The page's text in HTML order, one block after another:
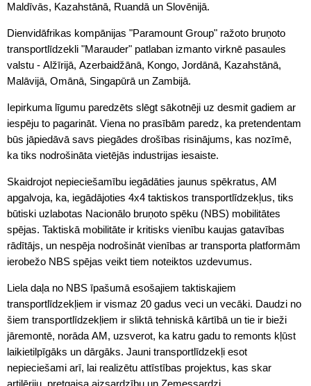
Maldīvās, Kazahstānā, Ruandā un Slovēnijā.
Dienvidāfrikas kompānijas "Paramount Group" ražoto bruņoto
transportlīdzekli "Marauder" patlaban izmanto virknē pasaules
valstu - Alžīrijā, Azerbaidžānā, Kongo, Jordānā, Kazahstānā,
Malāvijā, Omānā, Singapūrā un Zambijā.
Iepirkuma līgumu paredzēts slēgt sākotnēji uz desmit gadiem ar
iespēju to pagarināt. Viena no prasībām paredz, ka pretendentam
būs jāpiedāvā savs piegādes drošības risinājums, kas nozīmē,
ka tiks nodrošināta vietējās industrijas iesaiste.
Skaidrojot nepieciešamību iegādāties jaunus spēkratus, AM
apgalvoja, ka, iegādājoties 4x4 taktiskos transportlīdzekļus, tiks
būtiski uzlabotas Nacionālo bruņoto spēku (NBS) mobilitātes
spējas. Taktiskā mobilitāte ir kritisks vienību kaujas gatavības
rādītājs, un nespēja nodrošināt vienības ar transporta platformām
ierobežo NBS spējas veikt tiem noteiktos uzdevumus.
Liela daļa no NBS īpašumā esošajiem taktiskajiem
transportlīdzekļiem ir vismaz 20 gadus veci un vecāki. Daudzi no
šiem transportlīdzekļiem ir sliktā tehniskā kārtībā un tie ir bieži
jāremontē, norāda AM, uzsverot, ka katru gadu to remonts kļūst
laikietilpīgāks un dārgāks. Jauni transportlīdzekļi esot
nepieciešami arī, lai realizētu attīstības projektus, kas skar